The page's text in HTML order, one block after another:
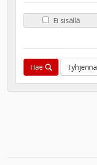
Ei sisällä
Hae Tyhjennä